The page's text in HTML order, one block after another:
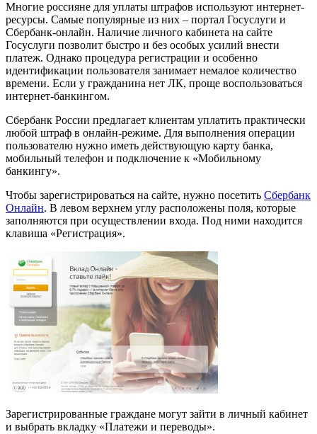
Многие россияне для уплаты штрафов используют интернет-
ресурсы. Самые популярные из них – портал Госуслуги и
Сбербанк-онлайн. Наличие личного кабинета на сайте
Госуслуги позволит быстро и без особых усилий внести
платеж. Однако процедура регистрации и особенно
идентификации пользователя занимает немалое количество
времени. Если у гражданина нет ЛК, проще воспользоваться
интернет-банкингом.
Сбербанк России предлагает клиентам уплатить практически
любой штраф в онлайн-режиме. Для выполнения операции
пользователю нужно иметь действующую карту банка,
мобильный телефон и подключение к «Мобильному
банкингу».
Чтобы зарегистрироваться на сайте, нужно посетить Сбербанк
Онлайн. В левом верхнем углу расположены поля, которые
заполняются при осуществлении входа. Под ними находится
клавиша «Регистрация».
Зарегистрированные граждане могут зайти в личный кабинет
и выбрать вкладку «Платежи и переводы».